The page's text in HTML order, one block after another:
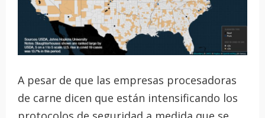
A pesar de que las empresas procesadoras
de carne dicen que están intensificando los